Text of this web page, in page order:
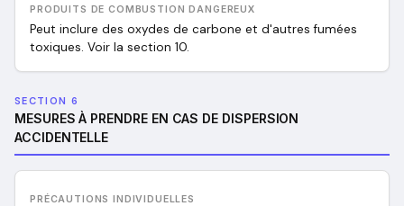
PRODUITS DE COMBUSTION DANGEREUX
Peut inclure des oxydes de carbone et d'autres fumées
toxiques. Voir la section 10.
SECTION 6
MESURES À PRENDRE EN CAS DE DISPERSION
ACCIDENTELLE
PRÉCAUTIONS INDIVIDUELLES